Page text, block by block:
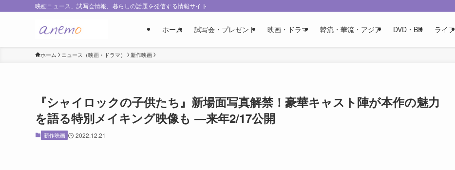
映画ニュース、試写会情報、暮らしの話題を発信する情報サイト
ホーム 試写会・プレゼント 映画・ドラマ 韓流・華流・アジア DVD・BD ライフ
ホーム ニュース（映画・ドラマ） 新作映画
『シャイロックの子供たち』新場面写真解禁！豪華キャスト陣が本作の魅力
を語る特別メイキング映像も ―来年2/17公開
新作映画 2022.12.21